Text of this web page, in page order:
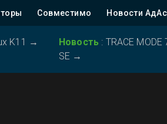
Совместимо Новости
K11 → Новость : TRACE
SE →